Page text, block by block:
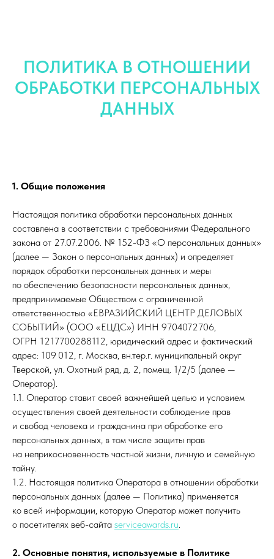
ПОЛИТИКА В ОТНОШЕНИИ
ОБРАБОТКИ ПЕРСОНАЛЬНЫХ
ДАННЫХ
1. Общие положения
Настоящая политика обработки персональных данных
составлена в соответствии с требованиями Федерального
закона от 27.07.2006. № 152-ФЗ «О персональных данных»
(далее — Закон о персональных данных) и определяет
порядок обработки персональных данных и меры
по обеспечению безопасности персональных данных,
предпринимаемые Обществом с ограниченной
ответственностью «ЕВРАЗИЙСКИЙ ЦЕНТР ДЕЛОВЫХ
СОБЫТИЙ» (ООО «ЕЦДС») ИНН 9704072706,
ОГРН 1217700288112, юридический адрес и фактический
адрес: 109 012, г. Москва, вн.тер.г. муниципальный округ
Тверской, ул. Охотный ряд, д. 2, помещ. 1/2/5 (далее —
Оператор).
1.1. Оператор ставит своей важнейшей целью и условием
осуществления своей деятельности соблюдение прав
и свобод человека и гражданина при обработке его
персональных данных, в том числе защиты прав
на неприкосновенность частной жизни, личную и семейную
тайну.
1.2. Настоящая политика Оператора в отношении обработки
персональных данных (далее — Политика) применяется
ко всей информации, которую Оператор может получить
о посетителях веб-сайта serviceawards.ru.
2. Основные понятия, используемые в Политике